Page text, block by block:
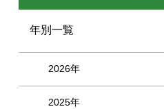
年別一覧
2026年
2025年